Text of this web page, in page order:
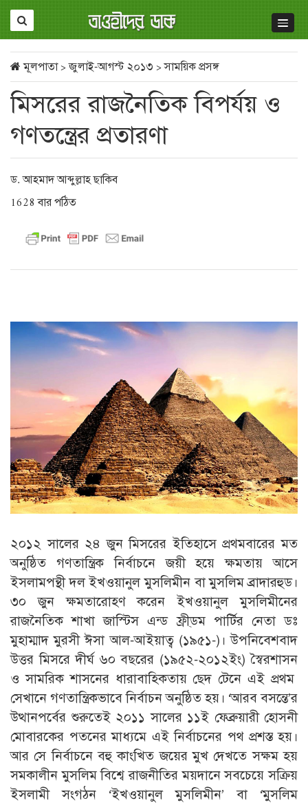
মূলপাতা> জুলাই-আগস্ট ২০১৩ > সাময়িক প্রসঙ্গ
মিসরের রাজনৈতিক বিপর্যয় ও
গণতন্ত্রের প্রতারণা
ড. আহমাদ আব্দুল্লাহ ছাকিব
1628 বার পঠিত
২০১২ সালের ২৪ জুন মিসরের ইতিহাসে প্রথমবারের মত
অনুষ্ঠিত গণতান্ত্রিক নির্বাচনে জয়ী হয়ে ক্ষমতায় আসে
ইসলামপন্থী দল ইখওয়ানুল মুসলিমীন বা মুসলিম ব্রাদারহুড।
৩০ জুন ক্ষমতারোহণ করেন ইখওয়ানুল মুসলিমীনের
রাজনৈতিক শাখা জাস্টিস এন্ড ফ্রী্ডম পার্টির নেতা ডঃ
মুহাম্মাদ মুরসী ঈসা আল-আইয়াত্ব (১৯৫১-)। উপনিবেশবাদ
উত্তর মিসরে দীর্ঘ ৬০ বছরের (১৯৫২-২০১২ইং) স্বৈরশাসন
ও সামরিক শাসনের ধারাবাহিকতায় ছেদ টেনে এই প্রথম
সেখানে গণতান্ত্রিকভাবে নির্বাচন অনুষ্ঠিত হয়। ‘আরব বসন্তে’র
উত্থানপর্বের শুরুতেই ২০১১ সালের ১১ই ফেব্রুয়ারী হোসনী
মোবারকের পতনের মাধ্যমে এই নির্বাচনের পথ প্রশস্ত হয়।
আর সে নির্বাচনে বহু কাংখিত জয়ের মুখ দেখতে সক্ষম হয়
সমকালীন মুসলিম বিশ্বে রাজনীতির ময়দানে সবচেয়ে সক্রিয়
ইসলামী সংগঠন ‘ইখওয়ানুল মুসলিমীন’ বা ‘মুসলিম